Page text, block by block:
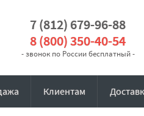
7 (812) 679-96-88
8 (800) 350-40-54
- звонок по России бесплатный -
Клиентам